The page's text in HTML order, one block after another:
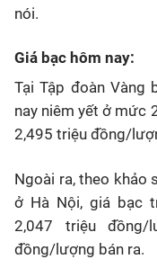
nói.
Giá bạc hôm nay:
Tại Tập đoàn Vàng
nay niêm yết ở mức
2,495 triệu đồng/
Ngoài ra, theo khảo
ở Hà Nội, giá bạc
2,047 triệu
đồng/lượng bán ra.